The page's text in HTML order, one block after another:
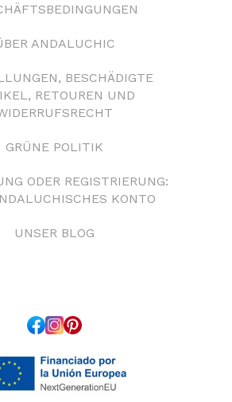
ANDALUCHIC
BESCHÄDIGTE
RETOUREN UND
GRÜNE POLITIK
ODER REGISTRIERUNG:
KONTO
UNSER BLOG